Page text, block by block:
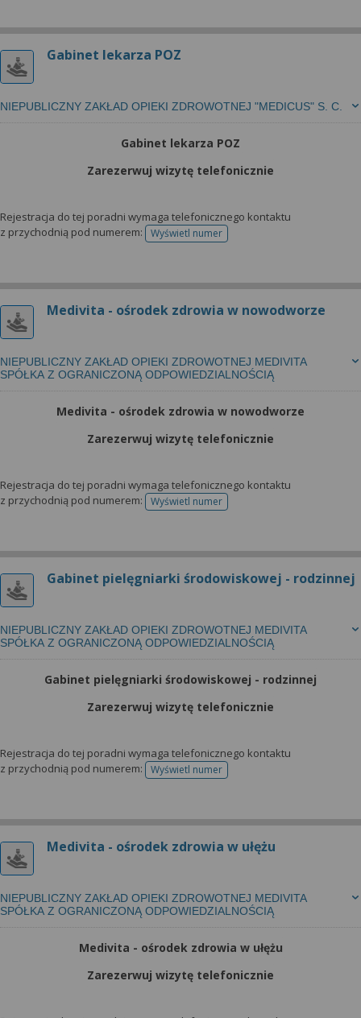
Gabinet lekarza POZ
NIEPUBLICZNY ZAKŁAD OPIEKI ZDROWOTNEJ "MEDICUS" S. C.
Gabinet lekarza POZ
Zarezerwuj wizytę telefonicznie
Rejestracja do tej poradni wymaga telefonicznego kontaktu
z przychodnią pod numerem:
Wyświetl numertelefonu do rejestracji
Medivita - ośrodek zdrowia w nowodworze
NIEPUBLICZNY ZAKŁAD OPIEKI ZDROWOTNEJ MEDIVITA
SPÓŁKA Z OGRANICZONĄ ODPOWIEDZIALNOŚCIĄ
Medivita - ośrodek zdrowia w nowodworze
Zarezerwuj wizytę telefonicznie
Rejestracja do tej poradni wymaga telefonicznego kontaktu
z przychodnią pod numerem:
Wyświetl numertelefonu do rejestracji
Gabinet pielęgniarki środowiskowej - rodzinnej
NIEPUBLICZNY ZAKŁAD OPIEKI ZDROWOTNEJ MEDIVITA
SPÓŁKA Z OGRANICZONĄ ODPOWIEDZIALNOŚCIĄ
Gabinet pielęgniarki środowiskowej - rodzinnej
Zarezerwuj wizytę telefonicznie
Rejestracja do tej poradni wymaga telefonicznego kontaktu
z przychodnią pod numerem:
Wyświetl numertelefonu do rejestracji
Medivita - ośrodek zdrowia w ułężu
NIEPUBLICZNY ZAKŁAD OPIEKI ZDROWOTNEJ MEDIVITA
SPÓŁKA Z OGRANICZONĄ ODPOWIEDZIALNOŚCIĄ
Medivita - ośrodek zdrowia w ułężu
Zarezerwuj wizytę telefonicznie